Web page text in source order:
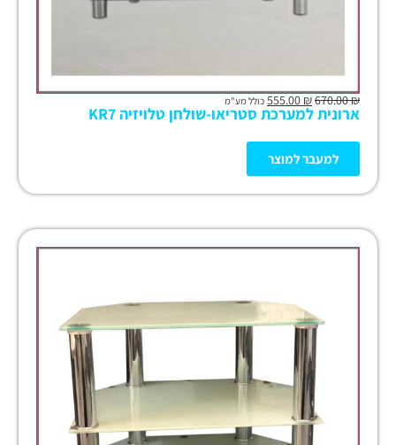
₪
670.00
₪ כולל מע"מ
ארונית למערכת סטריאו-שולחן טלויזיה KR7
למעבר למוצר